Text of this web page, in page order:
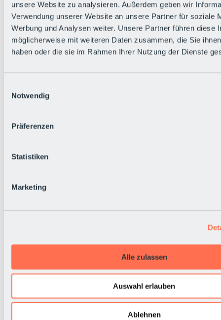
unsere Website zu analysieren. Außerdem geben wir
Verwendung unserer Website an unsere Partner für soziale
Werbung und Analysen weiter. Unsere Partner führen diese
möglicherweise mit weiteren Daten zusammen, die Sie
haben oder die sie im Rahmen Ihrer Nutzung der Dienste
Notwendig
Präferenzen
Statistiken
Marketing
Alle zulassen
Auswahl erlauben
Ablehnen
Zurück